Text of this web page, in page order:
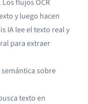
flujos OCR
y luego hacen
IA lee el texto real y
para extraer
sobre
texto en